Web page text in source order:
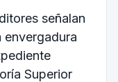
señalan
Superior